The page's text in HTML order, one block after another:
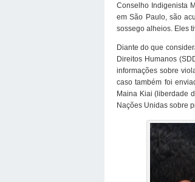
Conselho Indigenista
em São Paulo, são
sossego alheios. Eles
Diante do que
Direitos Humanos
informações sobre
caso também foi
Maina Kiai (liberdade
Nações Unidas sobre